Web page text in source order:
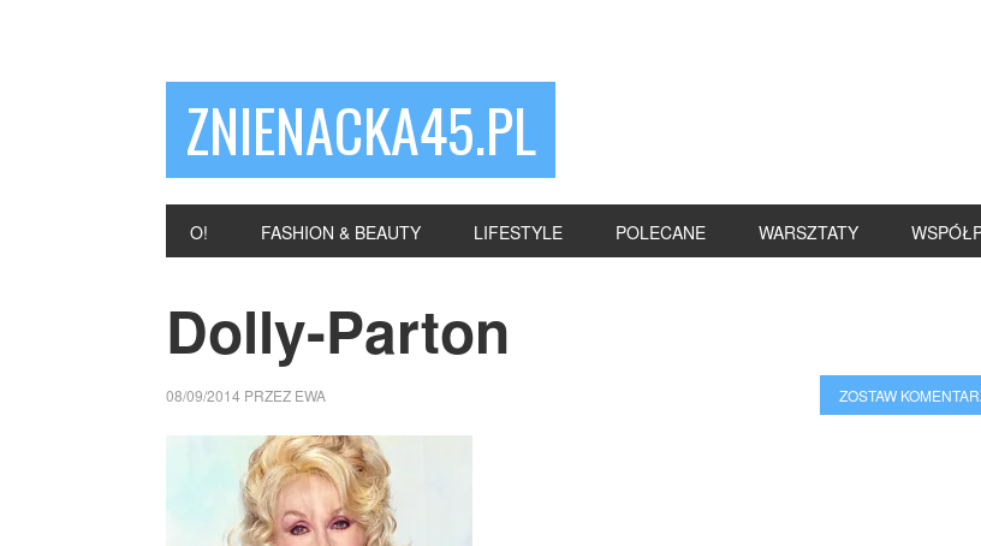
ZNIENACKA45.PL
O! FASHION & BEAUTY LIFESTYLE POLECANE WARSZTATY
Dolly-Parton
08/09/2014 PRZEZ EWA ZOSTAW